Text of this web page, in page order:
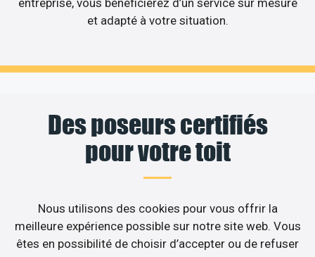
entreprise, vous bénéficierez d’un service sur mesure
et adapté à votre situation.
Des poseurs certifiés
pour votre toit
Nous utilisons des cookies pour vous offrir la
meilleure expérience possible sur notre site web. Vous
êtes en possibilité de choisir d’accepter ou de refuser